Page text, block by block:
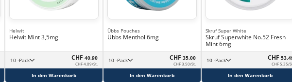
Helwit
Helwit Mint 3,5mg
10 -Pack CHF 40.90
CHF 4.09/St.
In den Warenkorb
Übbs Pouches
Übbs Menthol 6mg
10 -Pack CHF 35.00
CHF 3.50/St.
In den Warenkorb
Skruf Super White
Skruf Superwhite No.52 Fresh
Mint 6mg
10 -Pack CHF
CHF 5.35/
In den Warenkorb